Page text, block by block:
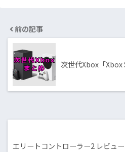
前の記事
次世代Xbox「
エリートコントローラー2 レビュー